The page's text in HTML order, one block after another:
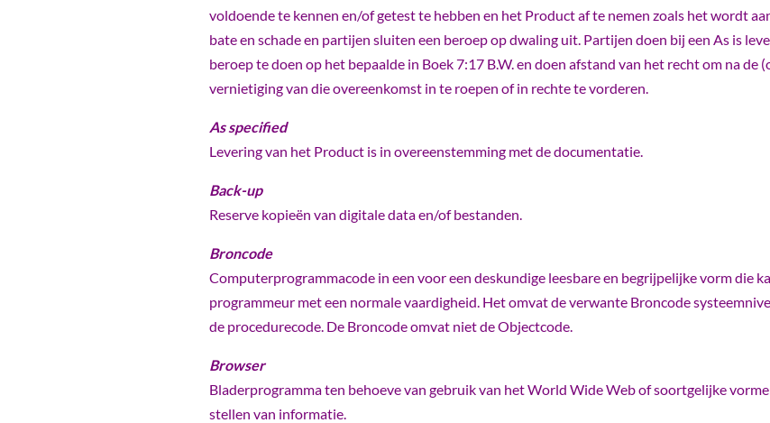
voldoende te kennen en/of getest te hebben en het Product af te nemen zoals het wordt
bate en schade en partijen sluiten een beroep op dwaling uit. Partijen doen bij een As is
beroep te doen op het bepaalde in Boek 7:17 B.W. en doen afstand van het recht om na
vernietiging van die overeenkomst in te roepen of in rechte te vorderen.
As specified
Levering van het Product is in overeenstemming met de documentatie.
Back-up
Reserve kopieën van digitale data en/of bestanden.
Broncode
Computerprogrammacode in een voor een deskundige leesbare en begrijpelijke vorm die
programmeur met een normale vaardigheid. Het omvat de verwante Broncode
de procedurecode. De Broncode omvat niet de Objectcode.
Browser
Bladerprogramma ten behoeve van gebruik van het World Wide Web of soortgelijke
stellen van informatie.